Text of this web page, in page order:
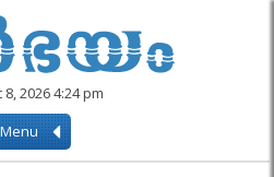
2026 4:24 pm
Menu